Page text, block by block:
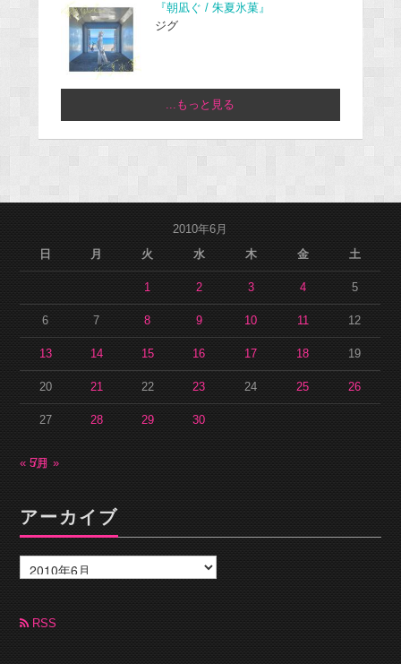
『朝凪ぐ / 朱夏氷菓』
ジグ
...もっと見る
2010年6月
日
月 火 水 木 金 土
1 2 3 4 5
6 7 8 9 10 11 12
13 14 15 16 17 18 19
20 21 22 23 24 25 26
27 28 29 30
« 5月7月 »
アーカイブ
ー
カ
ブ RSS